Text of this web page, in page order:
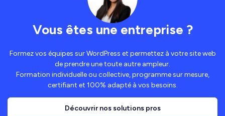
Vous êtes une entreprise ?
Formez vos équipes sur WordPress et permettez à votre site web
de prendre une toute autre ampleur.
Formation individuelle ou collective, programme sur mesure,
certifiant et 100% adapté à vos besoins.
Découvrir nos solutions pros